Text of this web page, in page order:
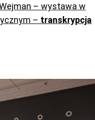
– wystawa w
– transkrypcja